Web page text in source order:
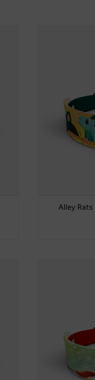
Alley Rats